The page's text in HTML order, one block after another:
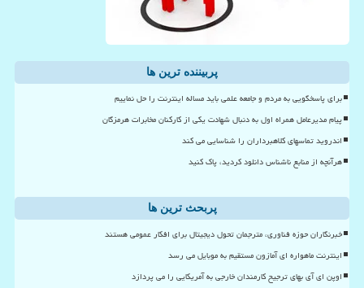
پربیننده ترین ها
برای پاسخگویی به مردم و جامعه علمی باید مساله اینترنت را حل نماییم
پیام مدیرعامل همراه اول به دنبال شهادت یکی از کارکنان مخابرات هرمزگان
اندروید تماسهای کلاهبرداران را شناسایی می کند
هرآنچه از منابع ناشناس دانلود کردید، پاک کنید
پربحث ترین ها
خبرنگاران حوزه فناوری، مترجمان تحول دیجیتال برای افکار عمومی هستند
اینترنت ماهواره ای آمازون مستقیم به موبایل می رسد
اوپن ای آی بهای ترجیح کارمندان خارجی به آمریکایی را می پردازد